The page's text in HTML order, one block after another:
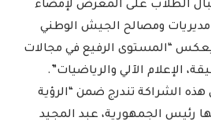
الطلاب على المعرض لإمضاء
ومصالح الجيش الوطني
“المستوى الرفيع في مجالات
الإعلام الآلي والرياضيات”.
هذه الشراكة تندرج ضمن “الرؤية
رئيس الجمهورية، عبد المجيد